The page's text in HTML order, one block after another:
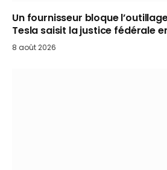
Un fournisseur bloque
Tesla saisit la justice fédérale
8 août 2026